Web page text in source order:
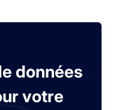
données
votre